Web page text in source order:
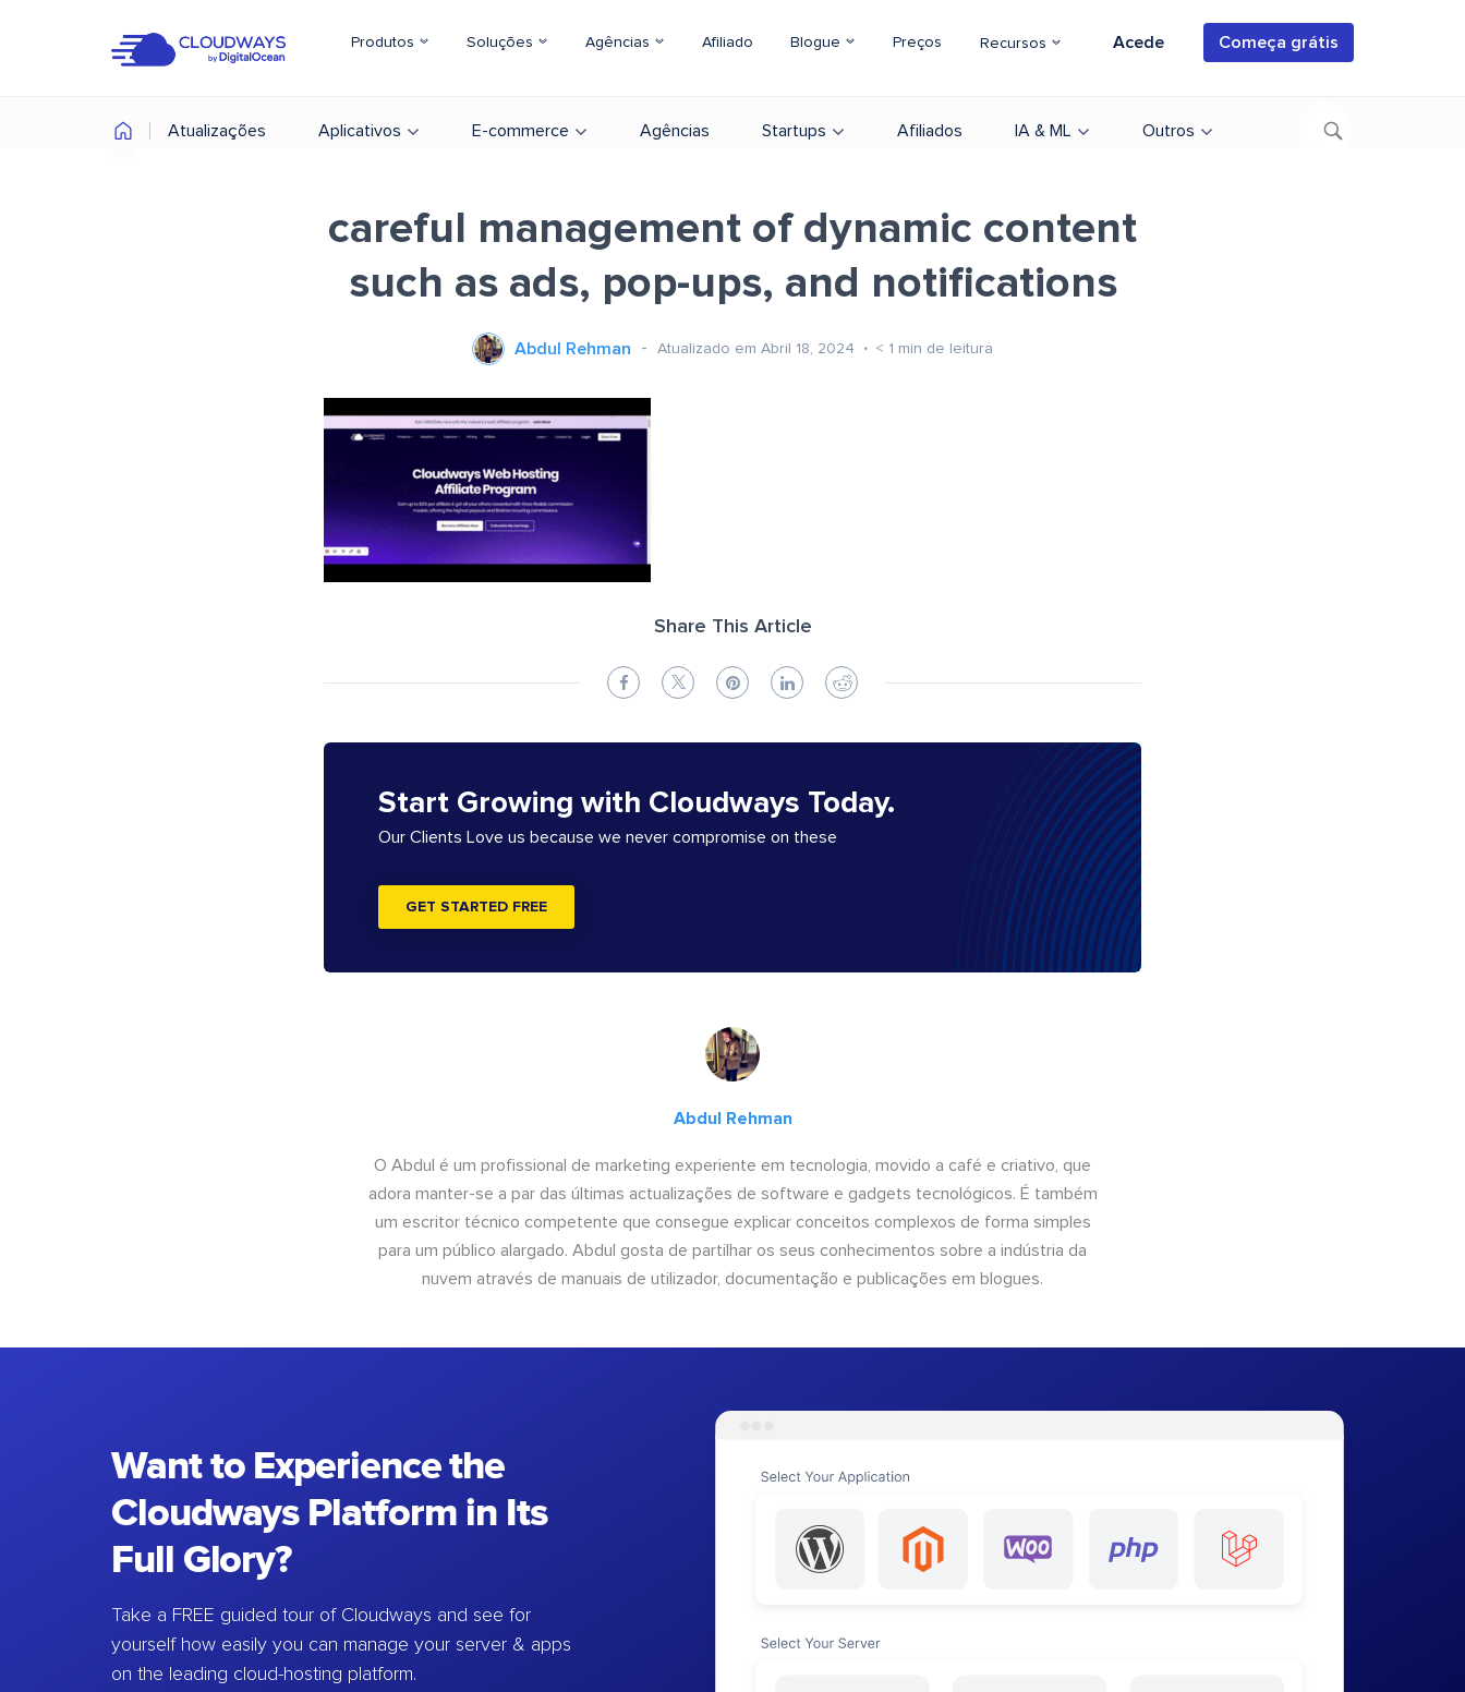
Produtos Soluções Agências Afiliado Blogue Preços Recursos Acede Começa grátis
Atualizações Aplicativos E-commerce Agências Startups Afiliados IA & ML Outros
careful management of dynamic content
such as ads, pop-ups, and notifications
Abdul Rehman Atualizado em Abril 18, 2024 < 1 min de leitura
Share This Article
Start Growing with Cloudways Today.
Our Clients Love us because we never compromise on these
GET STARTED FREE
Abdul Rehman
O Abdul é um profissional de marketing experiente em tecnologia, movido a café e criativo, que
adora manter-se a par das últimas actualizações de software e gadgets tecnológicos. É também
um escritor técnico competente que consegue explicar conceitos complexos de forma simples
para um público alargado. Abdul gosta de partilhar os seus conhecimentos sobre a indústria da
nuvem através de manuais de utilizador, documentação e publicações em blogues.
Want to Experience the
Cloudways Platform in Its
Full Glory?
Take a FREE guided tour of Cloudways and see for
yourself how easily you can manage your server & apps
on the leading cloud-hosting platform.